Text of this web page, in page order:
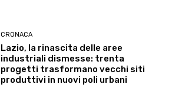
CRONACA
Lazio, la rinascita delle aree
industriali dismesse: trenta
progetti trasformano vecchi siti
produttivi in nuovi poli urbani